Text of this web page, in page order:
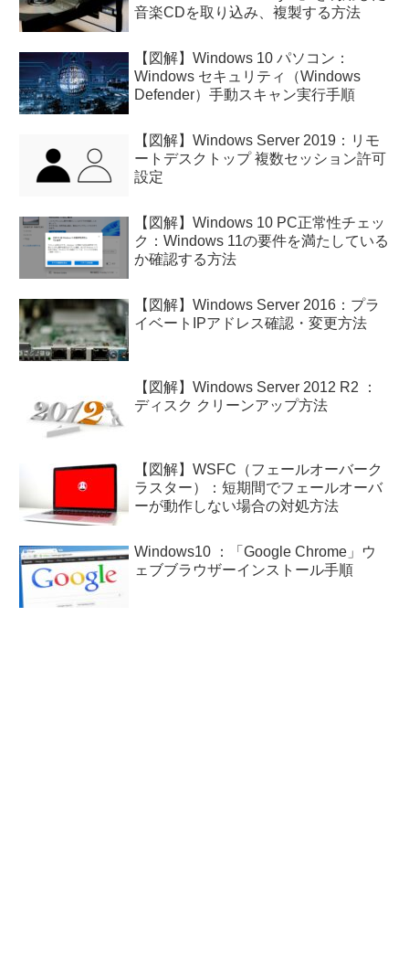
音楽CDを取り込み、複製する方法
【図解】Windows 10 パソコン：
Windows セキュリティ（Windows
Defender）手動スキャン実行手順
【図解】Windows Server 2019：リモ
ートデスクトップ 複数セッション許可
設定
【図解】Windows 10 PC正常性チェッ
ク：Windows 11の要件を満たしている
か確認する方法
【図解】Windows Server 2016：プラ
イベートIPアドレス確認・変更方法
【図解】Windows Server 2012 R2 ：
ディスク クリーンアップ方法
【図解】WSFC（フェールオーバーク
ラスター）：短期間でフェールオーバ
ーが動作しない場合の対処方法
Windows10 ：「Google Chrome」ウ
ェブブラウザーインストール手順